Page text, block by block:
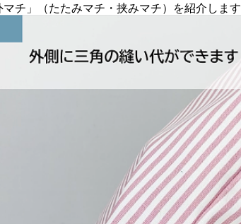
チ」（たたみマチ・挟みマチ）を紹介します